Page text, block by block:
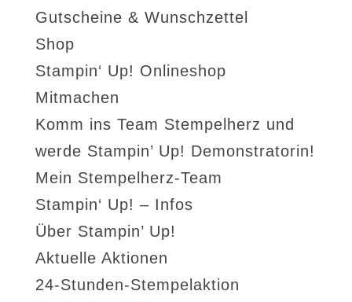
Gutscheine & Wunschzettel
Shop
Stampin‘ Up! Onlineshop
Mitmachen
Komm ins Team Stempelherz und
werde Stampin’ Up! Demonstratorin!
Mein Stempelherz-Team
Stampin‘ Up! – Infos
Über Stampin’ Up!
Aktuelle Aktionen
24-Stunden-Stempelaktion